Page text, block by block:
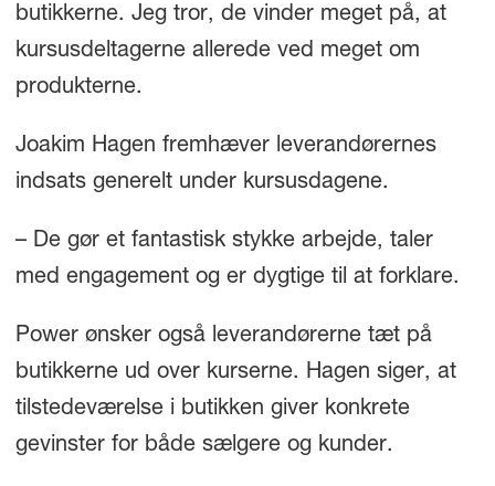
butikkerne. Jeg tror, de vinder meget på, at
kursusdeltagerne allerede ved meget om
produkterne.
Joakim Hagen fremhæver leverandørernes
indsats generelt under kursusdagene.
– De gør et fantastisk stykke arbejde, taler
med engagement og er dygtige til at forklare.
Power ønsker også leverandørerne tæt på
butikkerne ud over kurserne. Hagen siger, at
tilstedeværelse i butikken giver konkrete
gevinster for både sælgere og kunder.